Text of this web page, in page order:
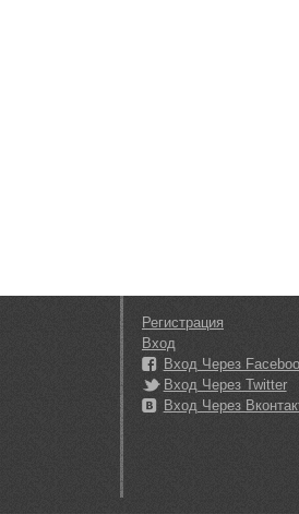
Регистрация
Вход
Вход Через
Вход Через Twitter
Вход Через